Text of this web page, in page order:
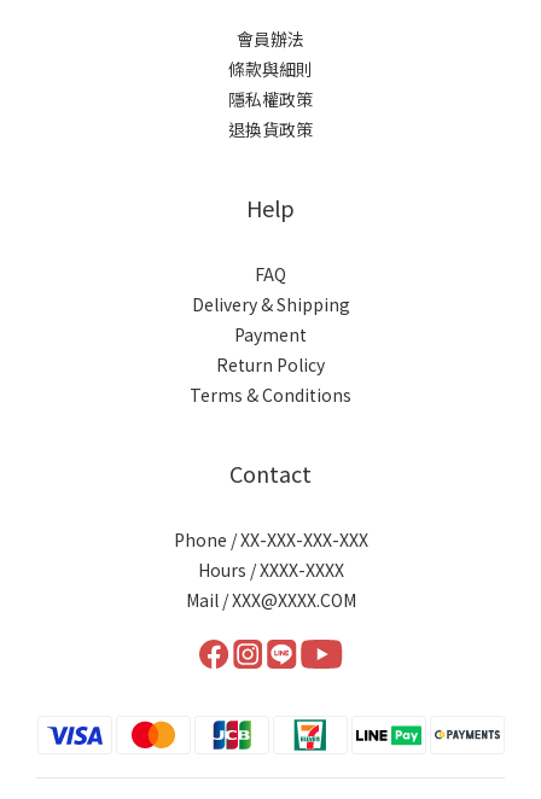
會員辦法
條款與細則
隱私權政策
退換貨政策
Help
FAQ
Delivery & Shipping
Payment
Return Policy
Terms & Conditions
Contact
Phone / XX-XXX-XXX-XXX
Hours / XXXX-XXXX
Mail / XXX@XXXX.COM